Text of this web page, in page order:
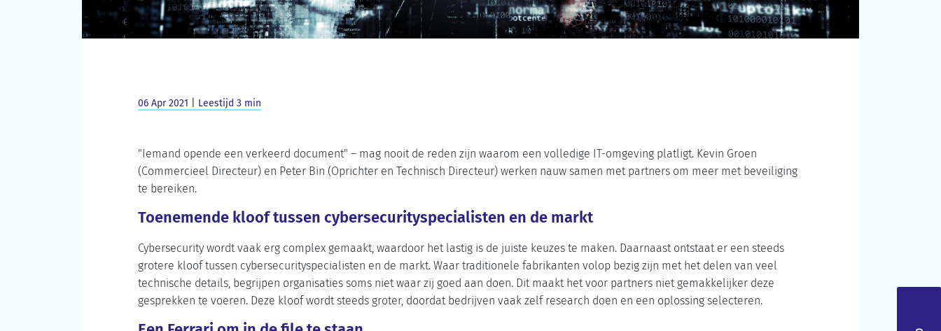
06 Apr 2021 | Leestijd 3 min
"Iemand opende een verkeerd document" – mag nooit de reden zijn waarom een volledige IT-omgeving platligt. Kevin Groen
(Commercieel Directeur) en Peter Bin (Oprichter en Technisch Directeur) werken nauw samen met partners om meer met beveiliging
te bereiken.
Toenemende kloof tussen cybersecurityspecialisten en de markt
Cybersecurity wordt vaak erg complex gemaakt, waardoor het lastig is de juiste keuzes te maken. Daarnaast ontstaat er een steeds
grotere kloof tussen cybersecurityspecialisten en de markt. Waar traditionele fabrikanten volop bezig zijn met het delen van veel
technische details, begrijpen organisaties soms niet waar zij goed aan doen. Dit maakt het voor partners niet gemakkelijker deze
gesprekken te voeren. Deze kloof wordt steeds groter, doordat bedrijven vaak zelf research doen en een oplossing selecteren.